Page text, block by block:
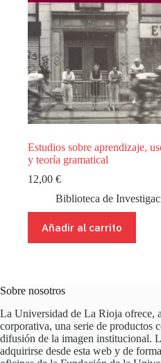
Estudios sobre aprendizaje,
y teoría gramatical
12,00 €
Biblioteca de
Añadir al carrito
Sobre nosotros
La Universidad de La Rioja ofrece,
corporativa, una serie de productos
difusión de la imagen institucional.
adquirirse desde esta web y de